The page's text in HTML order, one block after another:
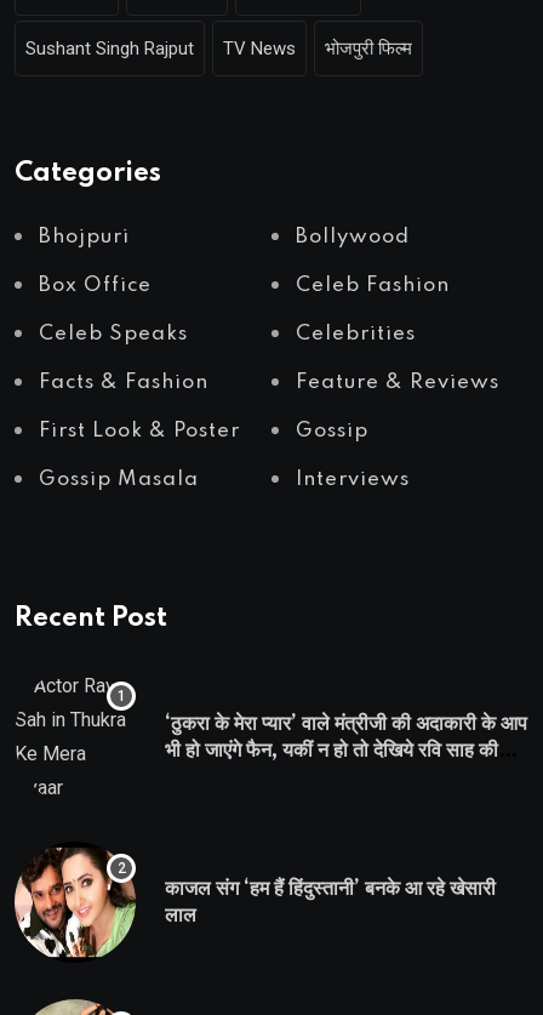
Sushant Singh Rajput TV News भोजपुरी फिल्म
Categories
Bhojpuri Bollywood
Box Office Celeb Fashion
Celeb Speaks Celebrities
Facts & Fashion Feature & Reviews
First Look & Poster Gossip
Gossip Masala Interviews
Recent Post
‘ठुकरा के मेरा प्यार’ वाले मंत्रीजी की अदाकारी के आप
भी हो जाएंगे फैन, यकीं न हो तो देखिये रवि साह की
काजल संग ‘हम हैं हिंदुस्तानी’ बनके आ रहे खेसारी
लाल